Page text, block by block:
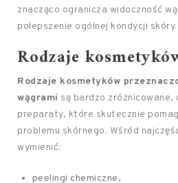
znacząco ogranicza widoczność
polepszenie ogólnej kondycji skóry.
Rodzaje
Rodzaje kosmetyków
wągrami są bardzo zróżnicowane,
preparaty, które skutecznie
problemu skórnego. Wśród
wymienić:
peelingi chemiczne,